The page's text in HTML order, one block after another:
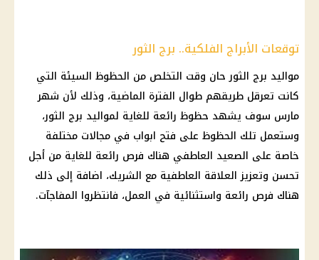
توقعات الأبراج الفلكية.. برج الثور
مواليد برج الثور حان وقت التخلص من الحظوظ السيئة التي
كانت تعرقل طريقهم طوال الفترة الماضية، وذلك لأن شهر
مارس سوف يشهد حظوظ رائعة للغاية لمواليد برج الثور،
وستعمل تلك الحظوظ على فتح ابواب في مجالات مختلفة
خاصة على الصعيد العاطفي هناك فرص رائعة للغاية من أجل
تحسن وتعزيز العلاقة العاطفية مع الشريك، اضافة إلى ذلك
هناك فرص رائعة واستثنائية في العمل، فانتظروا المفاجآت.